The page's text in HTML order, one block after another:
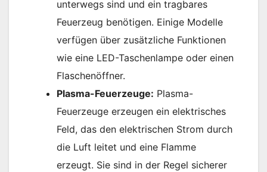
unterwegs sind und ein tragbares
Feuerzeug benötigen. Einige Modelle
verfügen über zusätzliche Funktionen
wie eine LED-Taschenlampe oder einen
Flaschenöffner.
Plasma-Feuerzeuge: Plasma-
Feuerzeuge erzeugen ein elektrisches
Feld, das den elektrischen Strom durch
die Luft leitet und eine Flamme
erzeugt. Sie sind in der Regel sicherer